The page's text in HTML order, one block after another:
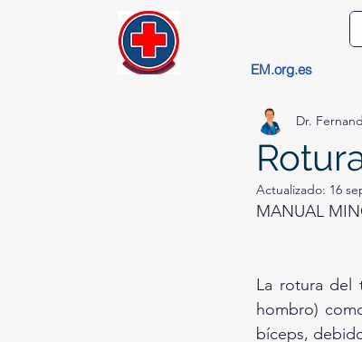
EM.org.es
Dr.
Actualizado: 16
MANUAL
La rotura del
hombro)
bíceps,